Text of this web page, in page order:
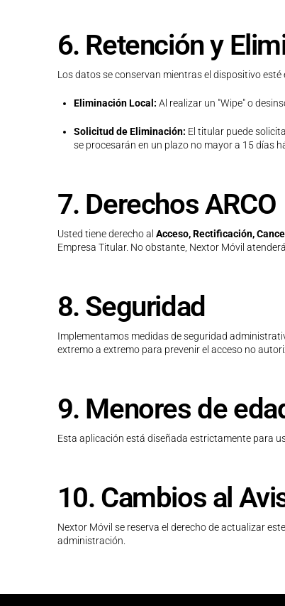
6. Retención y
Los datos se conservan mientras el dispositivo esté
Eliminación Local: Al realizar un "Wipe" o
Solicitud de Eliminación: El titular puede
se procesarán en un plazo no mayor a 15 días
7. Derechos ARCO
Usted tiene derecho al Acceso, Rectificación,
Empresa Titular. No obstante, Nextor Móvil
8. Seguridad
Implementamos medidas de seguridad
extremo a extremo para prevenir el acceso no
9. Menores de
Esta aplicación está diseñada estrictamente para
10. Cambios al
Nextor Móvil se reserva el derecho de actualizar
administración.